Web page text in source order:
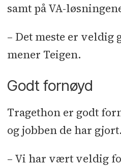
samt på VA-
– Det meste er veldig
mener Teigen.
Godt fornøyd
Tragethon er godt
og jobben de har gjort.
– Vi har vært veldig